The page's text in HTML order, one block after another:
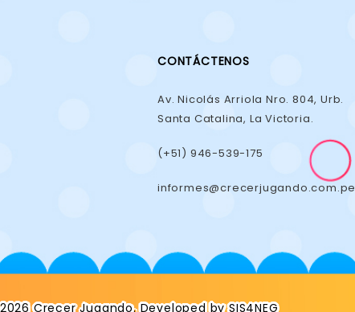
CONTÁCTENOS
Av. Nicolás Arriola Nro. 804, Urb.
Santa Catalina, La Victoria.
(+51) 946-539-175
informes@crecerjugando.com.pe
Crecer Jugando. Developed by SIS4NEG